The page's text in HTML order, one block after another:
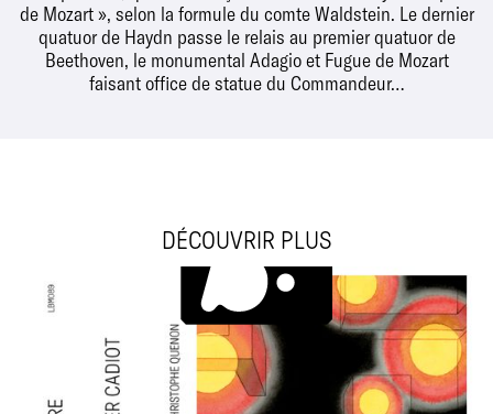
de Mozart », selon la formule du comte Waldstein. Le dernier
quatuor de Haydn passe le relais au premier quatuor de
Beethoven, le monumental Adagio et Fugue de Mozart
faisant office de statue du Commandeur…
DÉCOUVRIR PLUS